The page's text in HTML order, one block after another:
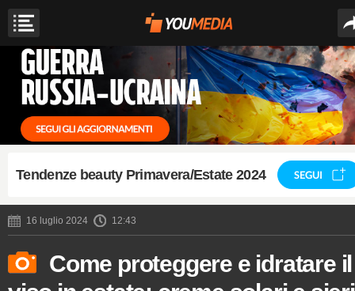
Tendenze beauty Primavera/Estate 2024 SEGUI
16 luglio 2024 12:43
Come proteggere e idratare il